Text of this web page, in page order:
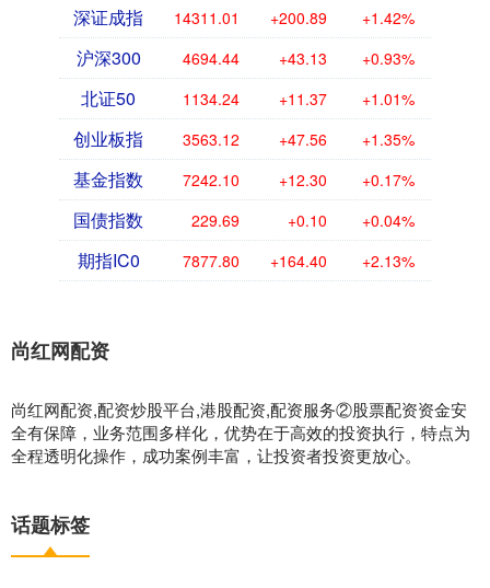
深证成指 14311.01 +200.89 +1.42%
沪深300 4694.44 +43.13 +0.93%
北证50 1134.24 +11.37 +1.01%
创业板指 3563.12 +47.56 +1.35%
基金指数 7242.10 +12.30 +0.17%
国债指数 229.69 +0.10 +0.04%
期指IC0 7877.80 +164.40 +2.13%
尚红网配资
尚红网配资,配资炒股平台,港股配资,配资服务②股票配资资金安
全有保障，业务范围多样化，优势在于高效的投资执行，特点为
全程透明化操作，成功案例丰富，让投资者投资更放心。
话题标签